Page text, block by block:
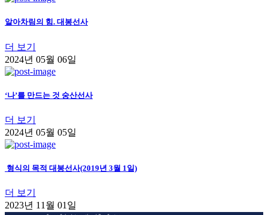
알아차림의 힘. 대봉선사
더 보기
2024년 05월 06일
‘나’를 만드는 것 숭산선사
더 보기
2024년 05월 05일
형식의 목적 대봉선사(2019년 3월 1일)
더 보기
2023년 11월 01일